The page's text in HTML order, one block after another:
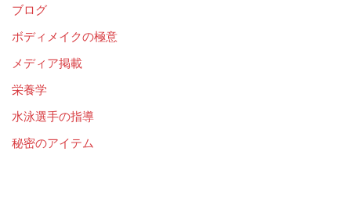
ブログ
ボディメイクの極意
メディア掲載
栄養学
水泳選手の指導
秘密のアイテム